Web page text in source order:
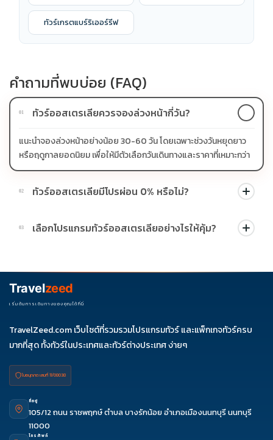
ทัวร์เกรตแบร์ริเออร์รีฟ
คำถามที่พบบ่อย (FAQ)
01 ทัวร์ออสเตรเลียควรจองล่วงหน้ากี่วัน?
แนะนำจองล่วงหน้าอย่างน้อย 30-60 วัน โดยเฉพาะช่วงวันหยุดยาว
หรือฤดูกาลยอดนิยม เพื่อให้มีตัวเลือกวันเดินทางและราคาที่เหมาะกว่า
02 ทัวร์ออสเตรเลียมีโปรผ่อน 0% หรือไม่?
บางโปรแกรมมีโปรผ่อน 0% หรือโปรโมชั่นบัตรเครดิตตามเงื่อนไขที่
บริษัทกำหนด สามารถดูสัญลักษณ์โปรโมชั่นในรายการทัวร์แต่ละ
03 เลือกโปรแกรมทัวร์ออสเตรเลียอย่างไรให้คุ้ม?
ช่วงราคา ไม่ควรเทียบจากราคาต่ำสุดเพียงอย่างเดียว
Travelzeed
เริ่มต้นการเดินทางของคุณได้ที่นี่
TravelZeed.com เว็บไซต์ที่รวมรวมโปรแกรมทัวร์ และแพ็กเกจทัวร์ครบ
มากที่สุด ทั้งทัวร์ในประเทศและทัวร์ต่างประเทศ ง่ายๆ
ใบอนุญาต เลขที่ 11/08038
ที่อยู่
105/12 ถนน ราชพฤกษ์ ตำบล บางรักน้อย อำเภอเมืองนนทบุรี นนทบุรี
11000
โทรศัพท์